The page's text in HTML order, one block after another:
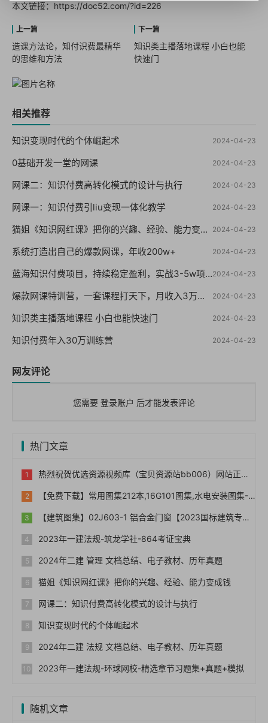
本文链接： https://doc52.com/?id=226
造课方法论，知付识费最精华
的思维和方法
知识类主播落地课程 小白也能
快速门
相关推荐
2024-04-23
知识变现时代的个体崛起术
2024-04-23
0基础开发一堂的网课
2024-04-23
网课二：知识付费高转化模式的设计与执行
2024-04-23
网课一：知识付费引liu变现一体化教学
2024-04-23
猫姐《知识网红课》把你的兴趣、经验、能力变成钱
2024-04-23
系统打造出自己的爆款网课，年收200w+
2024-04-23
蓝海知识付费项目，持续稳定盈利，实战3-5w项目
2024-04-23
爆款网课特训营，一套课程打天下，月收入3万到10万之10个实操法
2024-04-23
知识类主播落地课程 小白也能快速门
2024-04-23
知识付费年入30万训练营
网友评论
您需要 登录账户 后才能发表评论
热门文章
热烈祝贺优选资源视频库（宝贝资源站bb006）网站正式上线！！
【免费下载】常用图集212本,16G101图集,水电安装图集-254本【01-0014】
【建筑图集】02J603-1 铝合金门窗【2023国标建筑专业图集大全】
2023年一建法规-筑龙学社-864考证宝典
2024年二建 管理 文档总结、电子教材、历年真题
猫姐《知识网红课》把你的兴趣、经验、能力变成钱
网课二：知识付费高转化模式的设计与执行
知识变现时代的个体崛起术
2024年二建 法规 文档总结、电子教材、历年真题
2023年一建法规-环球网校-精选章节习题集+真题+模拟
随机文章